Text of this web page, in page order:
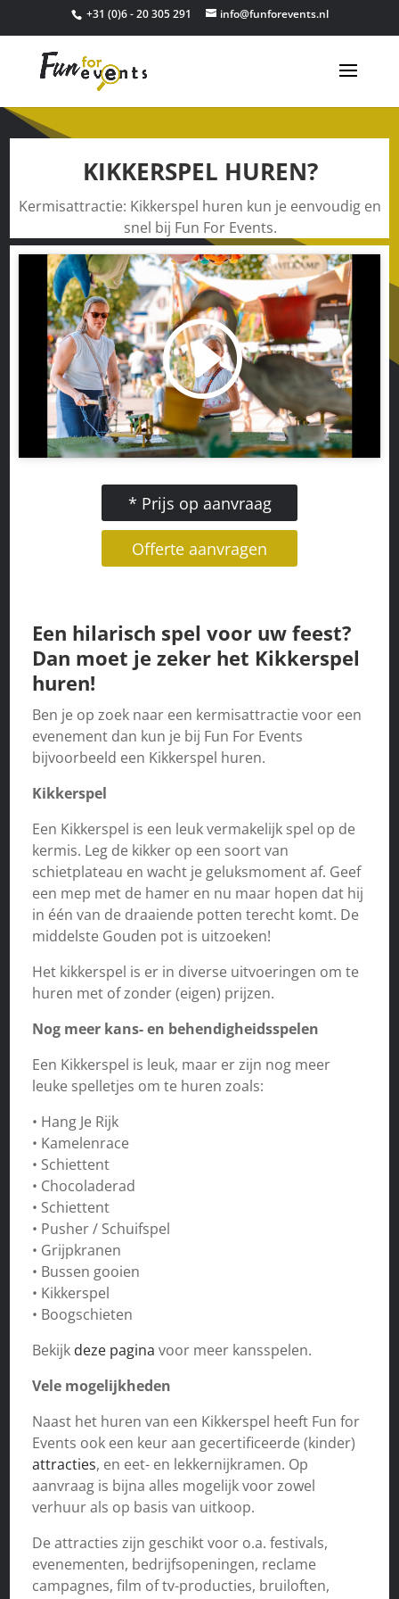
+31 (0)6 - 20 305 291 info@funforevents.nl
KIKKERSPEL HUREN?
Kermisattractie: Kikkerspel huren kun je eenvoudig en
snel bij Fun For Events.
Klik om marketing cookies te accepteren
en deze inhoud in te schakelen
* Prijs op aanvraag
Offerte aanvragen
Een hilarisch spel voor uw feest?
Dan moet je zeker het Kikkerspel
huren!
Ben je op zoek naar een kermisattractie voor een
evenement dan kun je bij Fun For Events
bijvoorbeeld een Kikkerspel huren.
Kikkerspel
Een Kikkerspel is een leuk vermakelijk spel op de
kermis. Leg de kikker op een soort van
schietplateau en wacht je geluksmoment af. Geef
een mep met de hamer en nu maar hopen dat hij
in één van de draaiende potten terecht komt. De
middelste Gouden pot is uitzoeken!
Het kikkerspel is er in diverse uitvoeringen om te
huren met of zonder (eigen) prijzen.
Nog meer kans- en behendigheidsspelen
Een Kikkerspel is leuk, maar er zijn nog meer
leuke spelletjes om te huren zoals:
• Hang Je Rijk
• Kamelenrace
• Schiettent
• Chocoladerad
• Schiettent
• Pusher / Schuifspel
• Grijpkranen
• Bussen gooien
• Kikkerspel
• Boogschieten
Bekijk deze pagina voor meer kansspelen.
Vele mogelijkheden
Naast het huren van een Kikkerspel heeft Fun for
Events ook een keur aan gecertificeerde (kinder)
attracties, en eet- en lekkernijkramen. Op
aanvraag is bijna alles mogelijk voor zowel
verhuur als op basis van uitkoop.
De attracties zijn geschikt voor o.a. festivals,
evenementen, bedrijfsopeningen, reclame
campagnes, film of tv-producties, bruiloften,